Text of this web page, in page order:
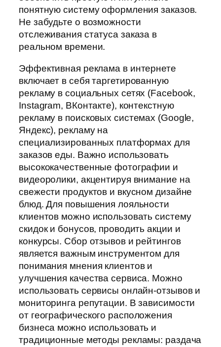
понятную систему оформления заказов.
Не забудьте о возможности
отслеживания статуса заказа в
реальном времени.
Эффективная реклама в интернете
включает в себя таргетированную
рекламу в социальных сетях (Facebook,
Instagram, ВКонтакте), контекстную
рекламу в поисковых системах (Google,
Яндекс), рекламу на
специализированных платформах для
заказов еды. Важно использовать
высококачественные фотографии и
видеоролики, акцентируя внимание на
свежести продуктов и вкусном дизайне
блюд. Для повышения лояльности
клиентов можно использовать систему
скидок и бонусов, проводить акции и
конкурсы. Сбор отзывов и рейтингов
является важным инструментом для
понимания мнения клиентов и
улучшения качества сервиса. Можно
использовать сервисы онлайн-отзывов и
мониторинга репутации. В зависимости
от географического расположения
бизнеса можно использовать и
традиционные методы рекламы: раздача